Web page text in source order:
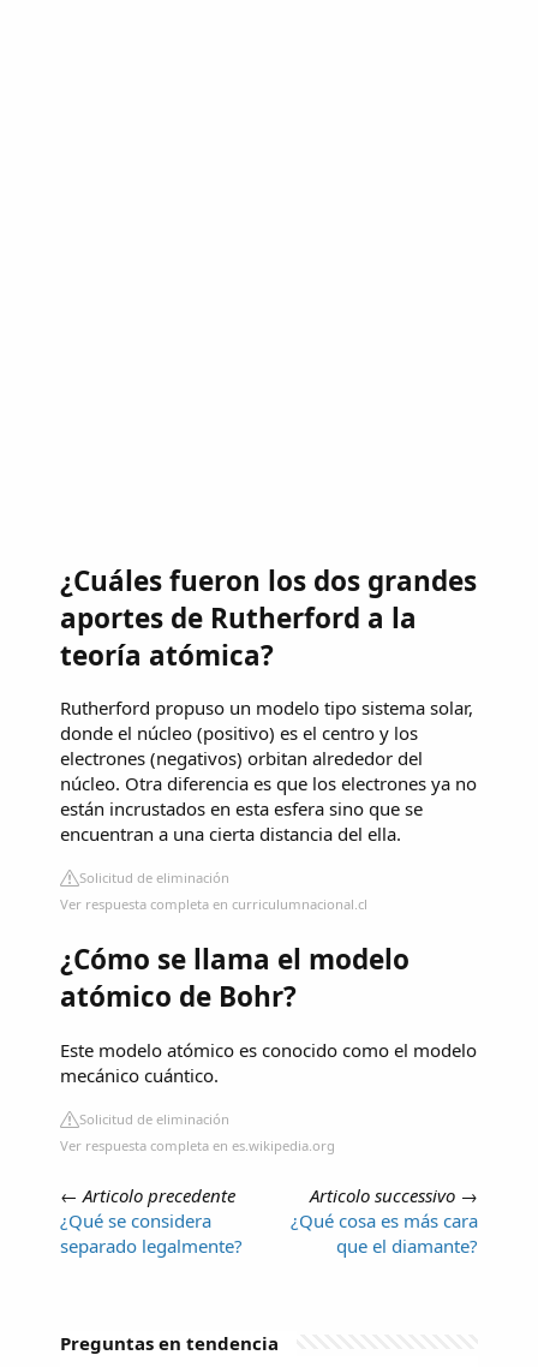
¿Cuáles fueron los dos grandes
aportes de Rutherford a la
teoría atómica?
Rutherford propuso un modelo tipo sistema solar,
donde el núcleo (positivo) es el centro y los
electrones (negativos) orbitan alrededor del
núcleo. Otra diferencia es que los electrones ya no
están incrustados en esta esfera sino que se
encuentran a una cierta distancia del ella.
Solicitud de eliminación
Ver respuesta completa en curriculumnacional.cl
¿Cómo se llama el modelo
atómico de Bohr?
Este modelo atómico es conocido como el modelo
mecánico cuántico.
Solicitud de eliminación
Ver respuesta completa en es.wikipedia.org
← Articolo precedente
¿Qué se considera
separado legalmente?
Articolo successivo →
¿Qué cosa es más cara
que el diamante?
Preguntas en tendencia